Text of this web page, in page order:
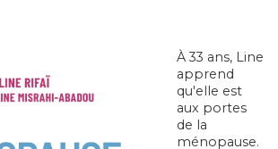
À 33 ans, Line
apprend
qu'elle est
aux portes
de la
ménopause.